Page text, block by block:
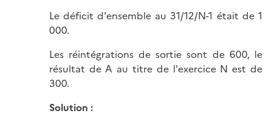
Le déficit d'ensemble au 31/12/N-1 était de 1
000.
Les réintégrations de sortie sont de 600, le
résultat de A au titre de l'exercice N est de
300.
Solution :